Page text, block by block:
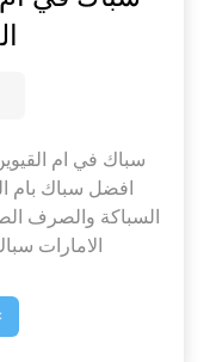
افضل سباك بام
السباكة والصرف
الامارات